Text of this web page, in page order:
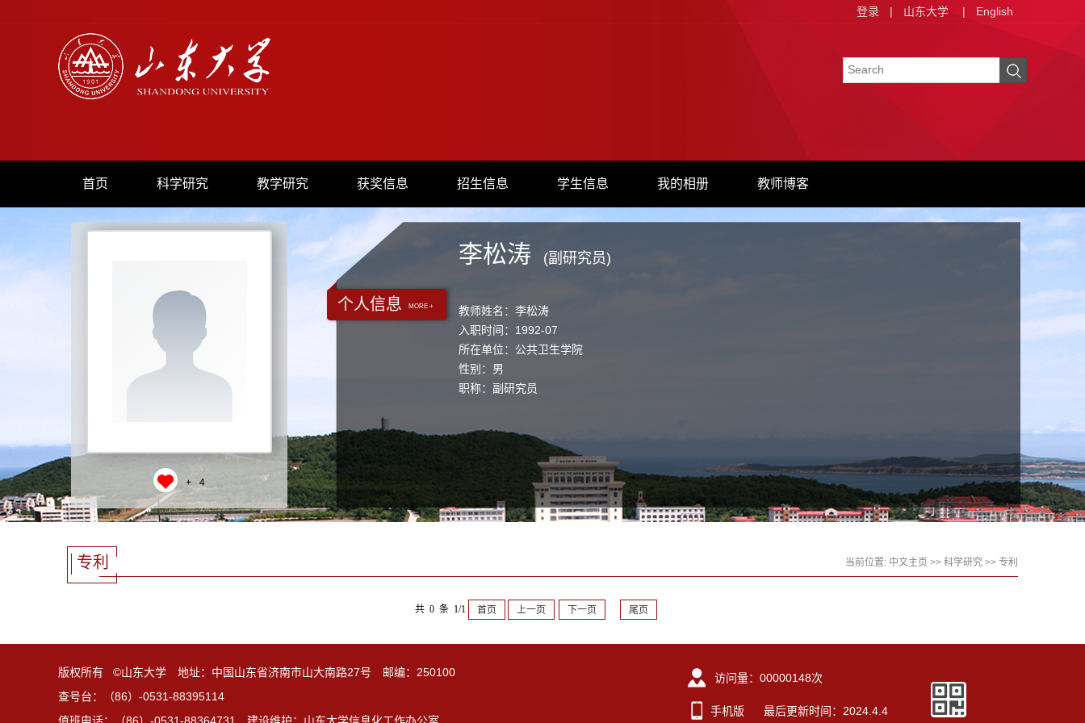
登录 | 山东大学 | English
首页 科学研究 教学研究 获奖信息 招生信息 学生信息 我的相册 教师博客
+ 4
个人信息 MORE +
李松涛 (副研究员)
教师姓名：李松涛
入职时间：1992-07
所在单位：公共卫生学院
性别：男
职称：副研究员
专利 当前位置: 中文主页 >> 科学研究 >> 专利
共 0 条 1/1 首页 上一页 下一页 尾页
版权所有 ©山东大学 地址：中国山东省济南市山大南路27号 邮编：250100
查号台：（86）-0531-88395114
访问量： 00000148次
手机版 最后更新时间： 2024 4 4